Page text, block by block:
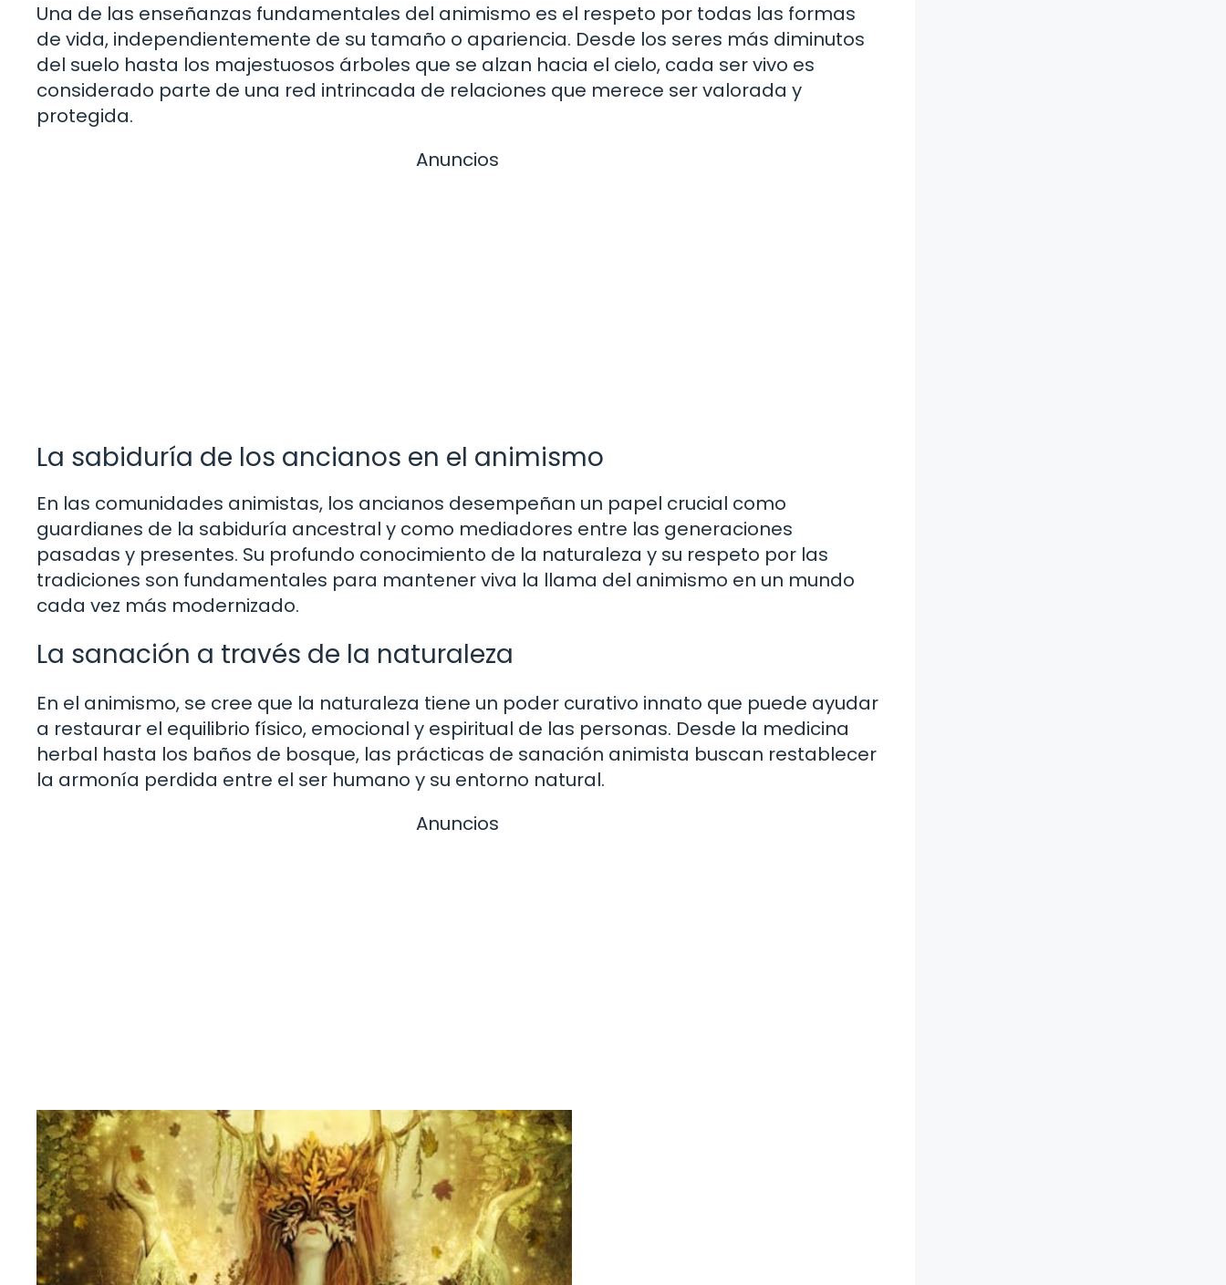
Una de las enseñanzas fundamentales del animismo es el respeto por todas las formas
de vida, independientemente de su tamaño o apariencia. Desde los seres más diminutos
del suelo hasta los majestuosos árboles que se alzan hacia el cielo, cada ser vivo es
considerado parte de una red intrincada de relaciones que merece ser valorada y
protegida.
Anuncios
La sabiduría de los ancianos en el animismo
En las comunidades animistas, los ancianos desempeñan un papel crucial como
guardianes de la sabiduría ancestral y como mediadores entre las generaciones
pasadas y presentes. Su profundo conocimiento de la naturaleza y su respeto por las
tradiciones son fundamentales para mantener viva la llama del animismo en un mundo
cada vez más modernizado.
La sanación a través de la naturaleza
En el animismo, se cree que la naturaleza tiene un poder curativo innato que puede ayudar
a restaurar el equilibrio físico, emocional y espiritual de las personas. Desde la medicina
herbal hasta los baños de bosque, las prácticas de sanación animista buscan restablecer
la armonía perdida entre el ser humano y su entorno natural.
Anuncios